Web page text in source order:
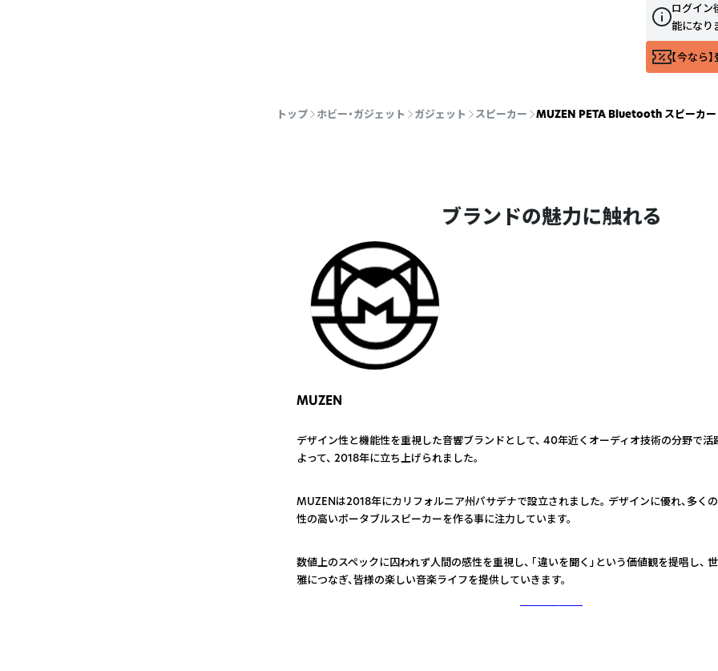
ログイン
能になり
【今なら
トップ ホビー・ガジェット ガジェット スピーカー MUZEN PETA Bluetooth スピーカー
ブランドの魅力に触れる
MUZEN
デザイン性と機能性を重視した音響ブランドとして、 40年近くオーディオ技術の分野で
よって、 2018年に立ち上げられました。
MUZENは2018年にカリフォルニア州パサデナで設立されました。 デザインに優れ、多く
性の高いポータブルスピーカーを作る事に注力しています。
数値上のスペックに囚われず人間の感性を重視し、 「違いを聞く」という価値観を提唱し、
雅につなぎ、皆様の楽しい音楽ライフを提供していきます。